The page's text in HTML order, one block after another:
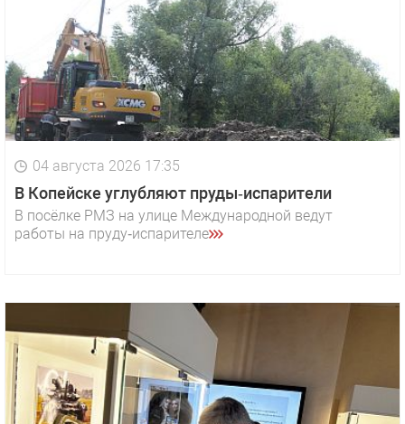
04 августа 2026 17:35
В Копейске углубляют пруды‑испарители
В посёлке РМЗ на улице Международной ведут
работы на пруду‑испарителе